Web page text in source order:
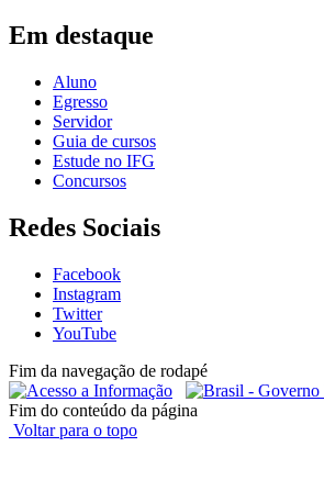
Em destaque
Aluno
Egresso
Servidor
Guia de cursos
Estude no IFG
Concursos
Redes Sociais
Facebook
Instagram
Twitter
YouTube
Fim da navegação de rodapé
Fim do conteúdo da página
Voltar para o topo